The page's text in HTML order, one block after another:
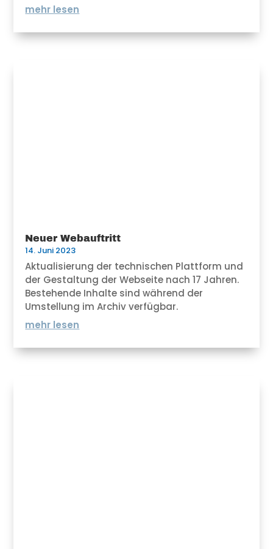
mehr lesen
Neuer Webauftritt
14. Juni 2023
Aktualisierung der technischen Plattform und
der Gestaltung der Webseite nach 17 Jahren.
Bestehende Inhalte sind während der
Umstellung im Archiv verfügbar.
mehr lesen